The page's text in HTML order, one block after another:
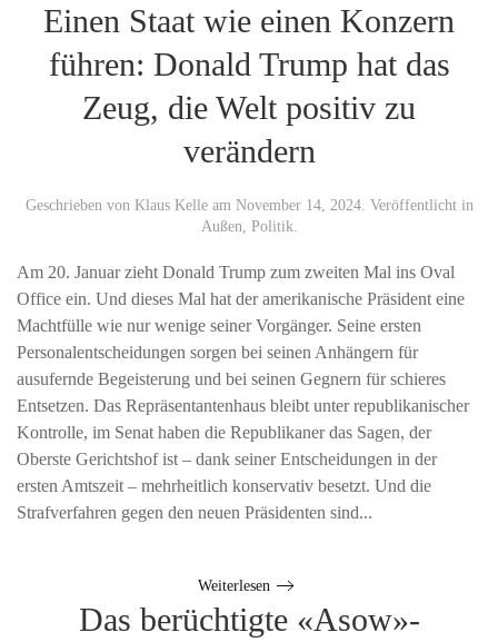
Einen Staat wie einen Konzern
führen: Donald Trump hat das
Zeug, die Welt positiv zu
verändern
Geschrieben von Klaus Kelleam November 14, 2024. Veröffentlicht in
Außen Politik
Am 20. Januar zieht Donald Trump zum zweiten Mal ins Oval
Office ein. Und dieses Mal hat der amerikanische Präsident eine
Machtfülle wie nur wenige seiner Vorgänger. Seine ersten
Personalentscheidungen sorgen bei seinen Anhängern für
ausufernde Begeisterung und bei seinen Gegnern für schieres
Entsetzen. Das Repräsentantenhaus bleibt unter republikanischer
Kontrolle, im Senat haben die Republikaner das Sagen, der
Oberste Gerichtshof ist – dank seiner Entscheidungen in der
ersten Amtszeit – mehrheitlich konservativ besetzt. Und die
Strafverfahren gegen den neuen Präsidenten sind...
Weiterlesen
Das berüchtigte «Asow»-